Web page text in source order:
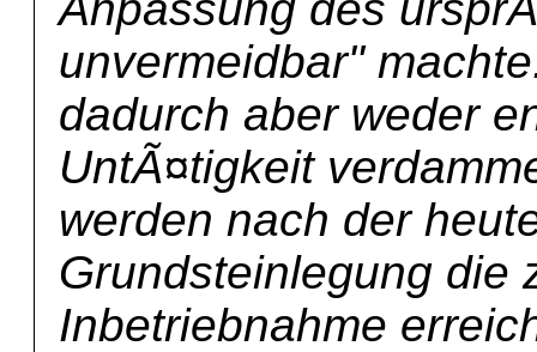
unvermeidbar"
dadurch aber weder
UntÃ¤tigkeit
werden nach der
Grundsteinlegung
Inbetriebnahme